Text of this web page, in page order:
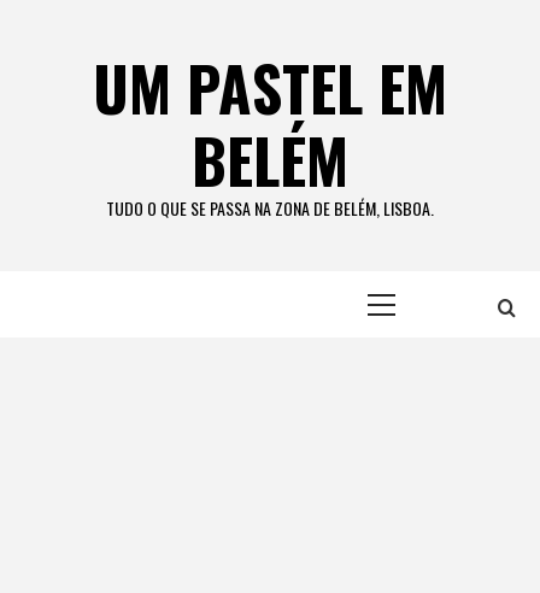
UM PASTEL EM
BELÉM
TUDO O QUE SE PASSA NA ZONA DE BELÉM, LISBOA.